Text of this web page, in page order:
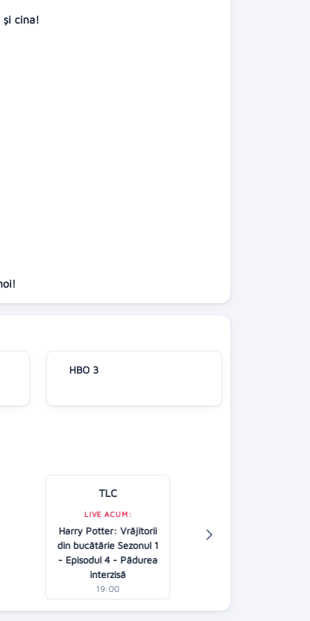
și cina!
HBO 3
TLC
LIVE ACUM:
Harry Potter: Vrăjitorii
din bucătărie Sezonul 1
- Episodul 4 - Pădurea
interzisă
19:00